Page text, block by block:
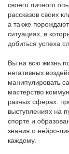
своего личного
рассказов своих
а также
ситуациях, в
добиться успеха
Вы на всю жизнь
негативных
манипулировать
мастерство
разных сферах:
выступлениях на
спорте и
знания о нейро-
каждому.